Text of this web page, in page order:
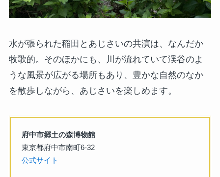
水が張られた稲田とあじさいの共演は、なんだか
牧歌的。そのほかにも、川が流れていて渓谷のよ
うな風景が広がる場所もあり、豊かな自然のなか
を散歩しながら、あじさいを楽しめます。
府中市郷土の森博物館
東京都府中市南町6-32
公式サイト